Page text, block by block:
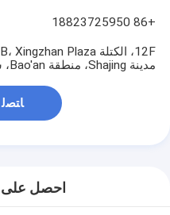
+86 18823725950
مدينة Shajing، منطقة Bao'an، شنتشن، الصين
ﺎﺘﺼﻟ
احصل